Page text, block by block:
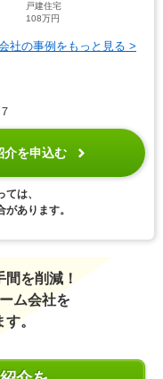
戸建住宅
108万円
社の事例をもっと見る >
介を申込む
は、
あります。
を削減！
ム会社を
。